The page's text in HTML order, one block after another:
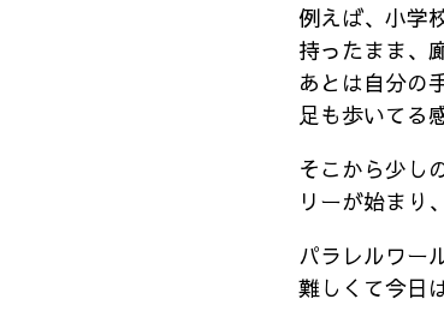
例えば、小学
持ったまま、
あとは自分の
足も歩いてる
そこから少し
リーが始まり
パラレルワー
難しくて今日